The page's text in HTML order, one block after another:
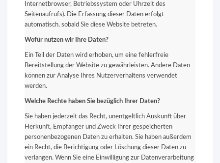
Internetbrowser, Betriebssystem oder Uhrzeit des
Seitenaufrufs). Die Erfassung dieser Daten erfolgt
automatisch, sobald Sie diese Website betreten.
Wofür nutzen wir Ihre Daten?
Ein Teil der Daten wird erhoben, um eine fehlerfreie
Bereitstellung der Website zu gewährleisten. Andere Daten
können zur Analyse Ihres Nutzerverhaltens verwendet
werden.
Welche Rechte haben Sie bezüglich Ihrer Daten?
Sie haben jederzeit das Recht, unentgeltlich Auskunft über
Herkunft, Empfänger und Zweck Ihrer gespeicherten
personenbezogenen Daten zu erhalten. Sie haben außerdem
ein Recht, die Berichtigung oder Löschung dieser Daten zu
verlangen. Wenn Sie eine Einwilligung zur Datenverarbeitung